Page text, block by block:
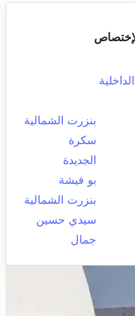
بنزرت الشمالية
سكرة
الجديدة
بو فيشة
بنزرت الشمالية
سيدي حسين
جمال